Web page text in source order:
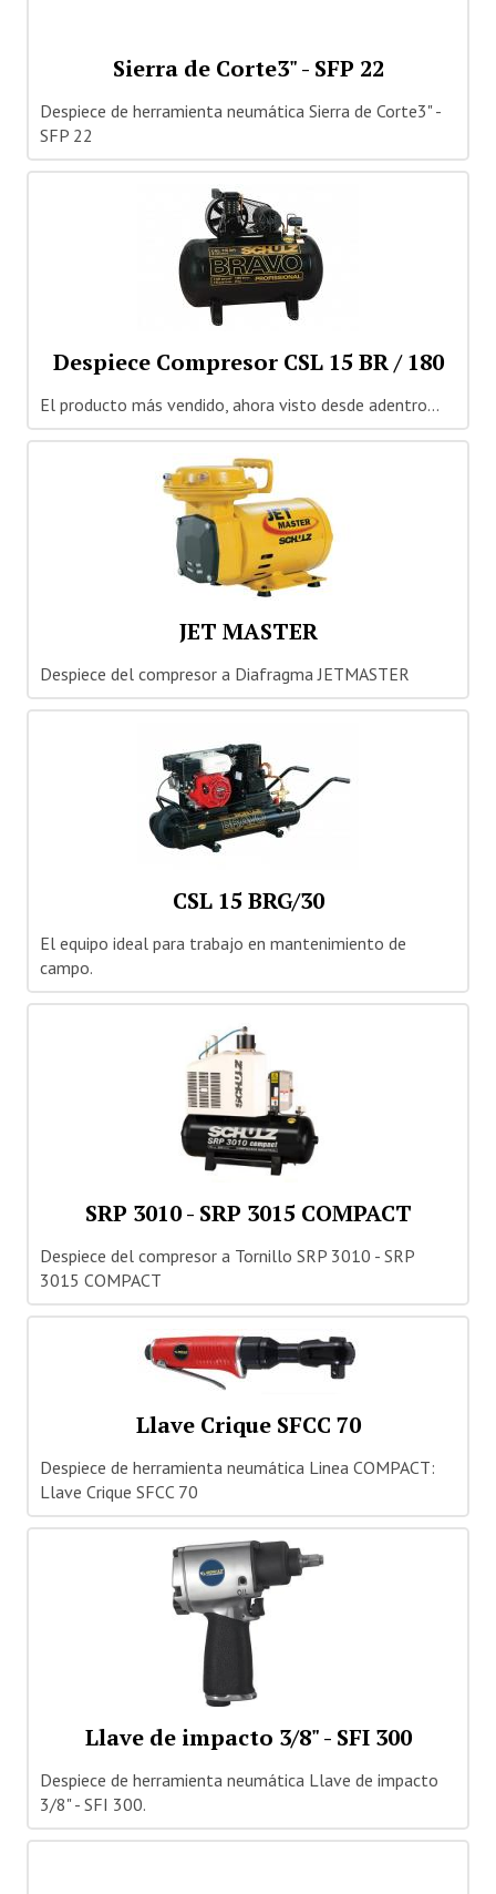
Sierra de Corte3" - SFP 22
Despiece de herramienta neumática Sierra de Corte3" -
SFP 22
Despiece Compresor CSL 15 BR / 180
El producto más vendido, ahora visto desde adentro...
JET MASTER
Despiece del compresor a Diafragma JETMASTER
CSL 15 BRG/30
El equipo ideal para trabajo en mantenimiento de
campo.
SRP 3010 - SRP 3015 COMPACT
Despiece del compresor a Tornillo SRP 3010 - SRP
3015 COMPACT
Llave Crique SFCC 70
Despiece de herramienta neumática Linea COMPACT:
Llave Crique SFCC 70
Llave de impacto 3/8" - SFI 300
Despiece de herramienta neumática Llave de impacto
3/8" - SFI 300.